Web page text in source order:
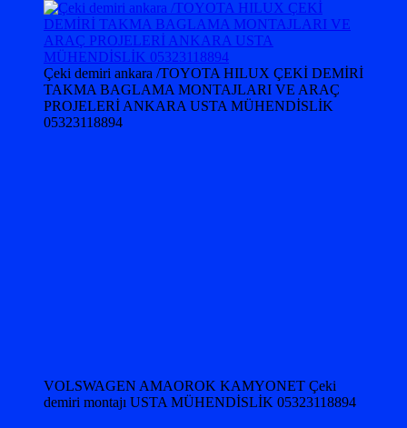
Çeki demiri ankara /TOYOTA HILUX ÇEKİ DEMİRİ
TAKMA BAGLAMA MONTAJLARI VE ARAÇ
PROJELERİ ANKARA USTA MÜHENDİSLİK
05323118894
VOLSWAGEN AMAOROK KAMYONET Çeki
demiri montajı USTA MÜHENDİSLİK 05323118894